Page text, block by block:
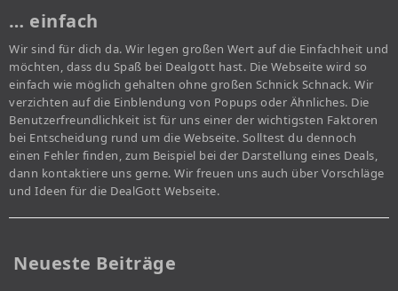
… einfach
Wir sind für dich da. Wir legen großen Wert auf die Einfachheit und
möchten, dass du Spaß bei Dealgott hast. Die Webseite wird so
einfach wie möglich gehalten ohne großen Schnick Schnack. Wir
verzichten auf die Einblendung von Popups oder Ähnliches. Die
Benutzerfreundlichkeit ist für uns einer der wichtigsten Faktoren
bei Entscheidung rund um die Webseite. Solltest du dennoch
einen Fehler finden, zum Beispiel bei der Darstellung eines Deals,
dann kontaktiere uns gerne. Wir freuen uns auch über Vorschläge
und Ideen für die DealGott Webseite.
Neueste Beiträge